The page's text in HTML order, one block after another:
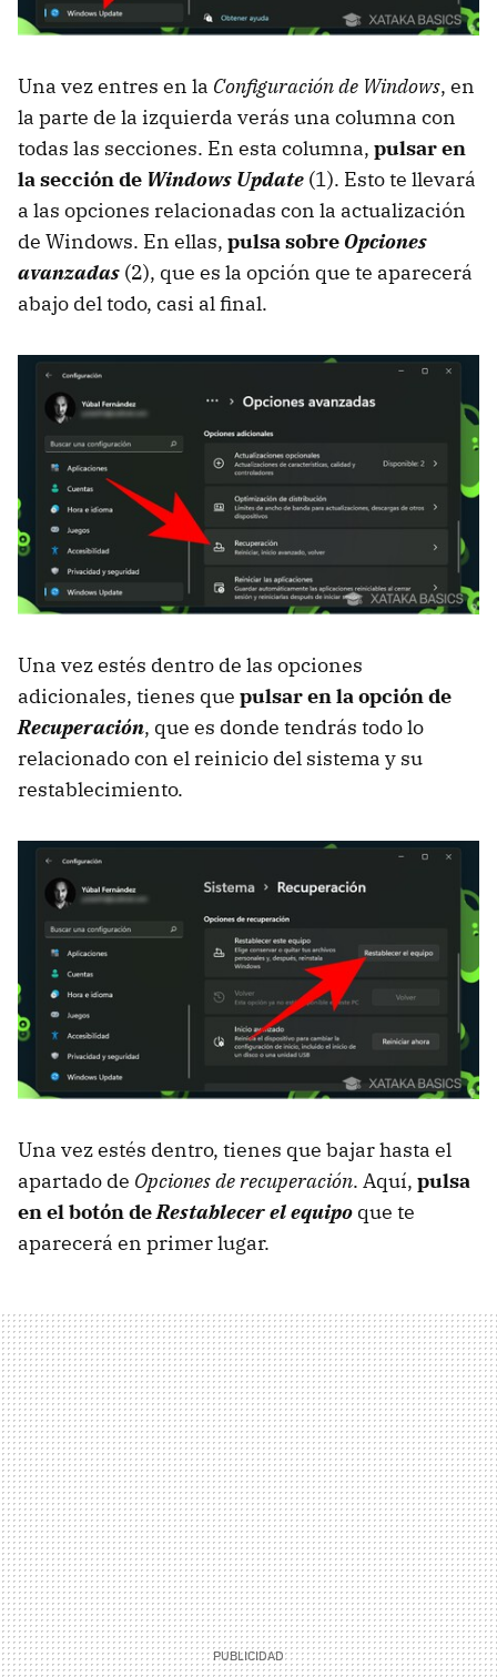
Una vez entres en la Configuración de Windows, en
la parte de la izquierda verás una columna con
todas las secciones. En esta columna, pulsar en
la sección de Windows Update (1). Esto te llevará
a las opciones relacionadas con la actualización
de Windows. En ellas, pulsa sobreOpciones
avanzadas (2), que es la opción que te aparecerá
abajo del todo, casi al final.
Una vez estés dentro de las opciones
adicionales, tienes que pulsar en la opción de
Recuperación, que es donde tendrás todo lo
relacionado con el reinicio del sistema y su
restablecimiento.
Una vez estés dentro, tienes que bajar hasta el
apartado de Opciones de recuperación. Aquí, pulsa
en el botón deRestablecer el equipo que te
aparecerá en primer lugar.